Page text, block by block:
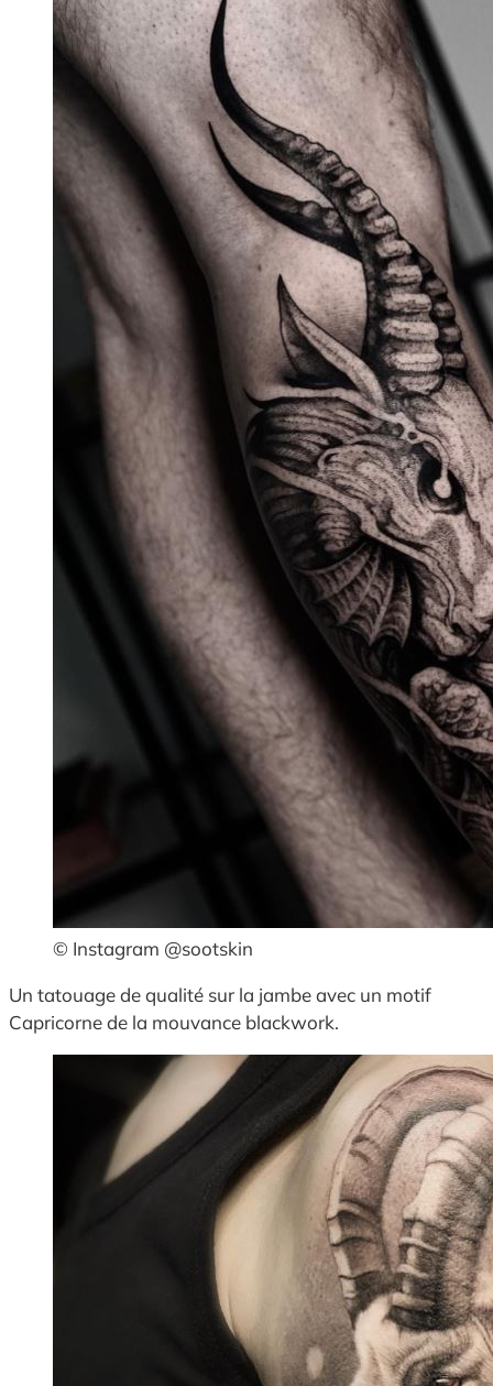
© Instagram @sootskin
Un tatouage de qualité sur la jambe avec un motif
Capricorne de la mouvance blackwork.